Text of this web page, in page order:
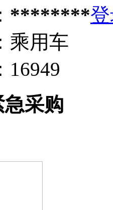
********
乘用车
16949
急采购